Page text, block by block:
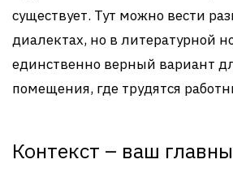
существует. Тут можно вести
диалектах, но в литературной
единственно верный вариант
помещения, где трудятся
Контекст – ваш